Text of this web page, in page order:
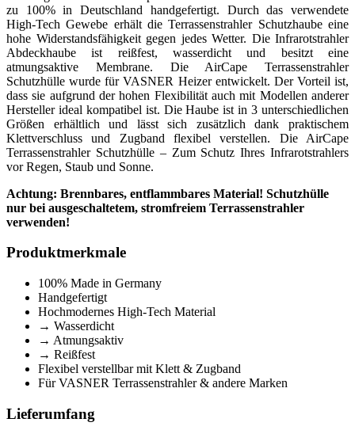
zu 100% in Deutschland handgefertigt. Durch das verwendete
High-Tech Gewebe erhält die Terrassenstrahler Schutzhaube eine
hohe Widerstandsfähigkeit gegen jedes Wetter. Die Infrarotstrahler
Abdeckhaube ist reißfest, wasserdicht und besitzt eine
atmungsaktive Membrane. Die AirCape Terrassenstrahler
Schutzhülle wurde für VASNER Heizer entwickelt. Der Vorteil ist,
dass sie aufgrund der hohen Flexibilität auch mit Modellen anderer
Hersteller ideal kompatibel ist. Die Haube ist in 3 unterschiedlichen
Größen erhältlich und lässt sich zusätzlich dank praktischem
Klettverschluss und Zugband flexibel verstellen. Die AirCape
Terrassenstrahler Schutzhülle – Zum Schutz Ihres Infrarotstrahlers
vor Regen, Staub und Sonne.
Achtung: Brennbares, entflammbares Material! Schutzhülle
nur bei ausgeschaltetem, stromfreiem Terrassenstrahler
verwenden!
Produktmerkmale
100% Made in Germany
Handgefertigt
Hochmodernes High-Tech Material
→ Wasserdicht
→ Atmungsaktiv
→ Reißfest
Flexibel verstellbar mit Klett & Zugband
Für VASNER Terrassenstrahler & andere Marken
Lieferumfang